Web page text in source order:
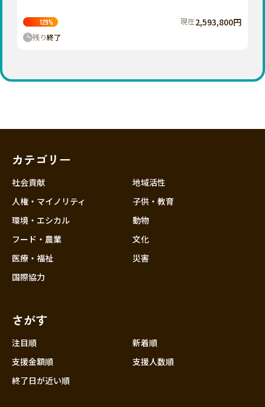
神奈川
石川
近畿
中国
129% 現在2,593,800円
残り終了
カテゴリー
社会貢献
人権・マイノリティ
環境・エシカル
フード・農業
医療・福祉
国際協力
地域活性
子供・教育
動物
文化
災害
さがす
注目順
新着順
支援金額順
支援人数順
終了日が近い順